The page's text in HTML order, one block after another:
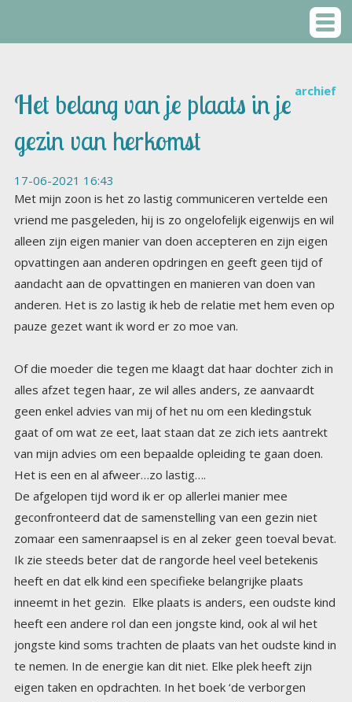
archief
Het belang van je plaats in je
gezin van herkomst
17-06-2021 16:43
Met mijn zoon is het zo lastig communiceren vertelde een
vriend me pasgeleden, hij is zo ongelofelijk eigenwijs en wil
alleen zijn eigen manier van doen accepteren en zijn eigen
opvattingen aan anderen opdringen en geeft geen tijd of
aandacht aan de opvattingen en manieren van doen van
anderen. Het is zo lastig ik heb de relatie met hem even op
pauze gezet want ik word er zo moe van.
Of die moeder die tegen me klaagt dat haar dochter zich in
alles afzet tegen haar, ze wil alles anders, ze aanvaardt
geen enkel advies van mij of het nu om een kledingstuk
gaat of om wat ze eet, laat staan dat ze zich iets aantrekt
van mijn advies om een bepaalde opleiding te gaan doen.
Het is een en al afweer…zo lastig….
De afgelopen tijd word ik er op allerlei manier mee
geconfronteerd dat de samenstelling van een gezin niet
zomaar een samenraapsel is en al zeker geen toeval bevat.
Ik zie steeds beter dat de rangorde heel veel betekenis
heeft en dat elk kind een specifieke belangrijke plaats
inneemt in het gezin. Elke plaats is anders, een oudste kind
heeft een andere rol dan een jongste kind, ook al wil het
jongste kind soms trachten de plaats van het oudste kind in
te nemen. In de energie kan dit niet. Elke plek heeft zijn
eigen taken en opdrachten. In het boek ‘de verborgen
dynamiek van familiebanden’ van Bert Hellinger kun je dit